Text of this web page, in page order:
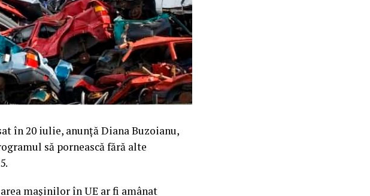
în 20 iulie, anunță Diana Buzoianu,
să pornească fără alte
mașinilor în UE ar fi amânat